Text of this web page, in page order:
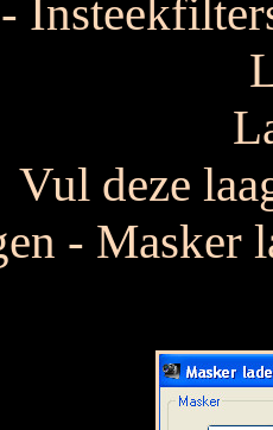
Vul deze
- Masker